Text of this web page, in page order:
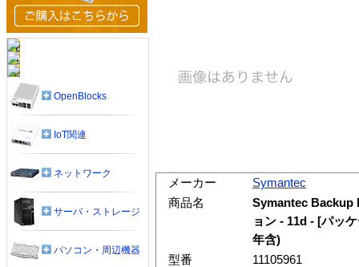
メーカー
Symantec
商品名
Symantec Backup
ョン - 11d - [パッ
年含)
型番
11105961
OpenBlocks
IoT関連
ネットワーク
サーバ・ストレージ
パソコン・周辺機器